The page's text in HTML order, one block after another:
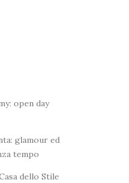
open day
glamour ed
tempo
dello Stile